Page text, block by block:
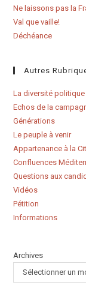
Ne laissons pas la
Val que vaille!
Déchéance
Autres
La diversité
Echos de la
Générations
Le peuple à venir
Appartenance à la
Confluences
Questions aux
Vidéos
Pétition
Informations
Archives
Sélectionner un